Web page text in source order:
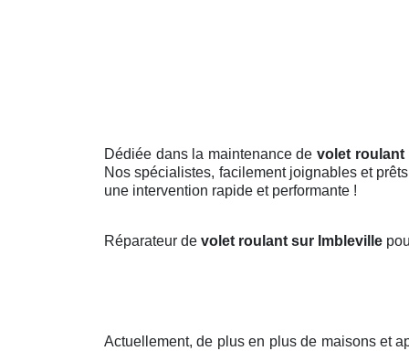
Dédiée dans la maintenance devolet roulant
Nos spécialistes, facilement joignables et
une intervention rapide et performante !
Réparateur de volet roulant sur Imbleville
Actuellement, de plus en plus de maisons et